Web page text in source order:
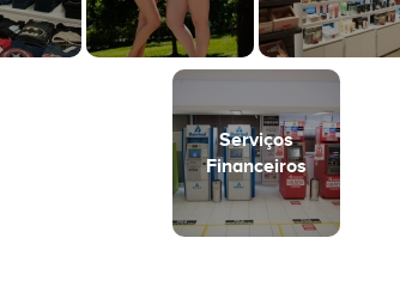
Serviços
Financeiros